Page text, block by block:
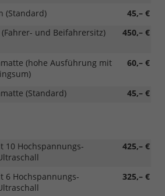
45,– €
(Standard)
450,– €
und Beifahrersitz)
60,– €
(hohe Ausführung mit
45,– €
(Standard)
425,– €
10 Hochspannungs-
325,– €
6 Hochspannungs-